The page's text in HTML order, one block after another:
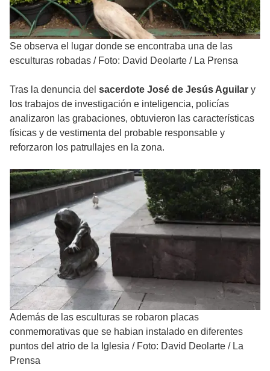
Se observa el lugar donde se encontraba una de las
esculturas robadas / Foto: David Deolarte / La Prensa
Tras la denuncia del sacerdote José de Jesús Aguilar y
los trabajos de investigación e inteligencia, policías
analizaron las grabaciones, obtuvieron las características
físicas y de vestimenta del probable responsable y
reforzaron los patrullajes en la zona.
Además de las esculturas se robaron placas
conmemorativas que se habian instalado en diferentes
puntos del atrio de la Iglesia / Foto: David Deolarte / La
Prensa